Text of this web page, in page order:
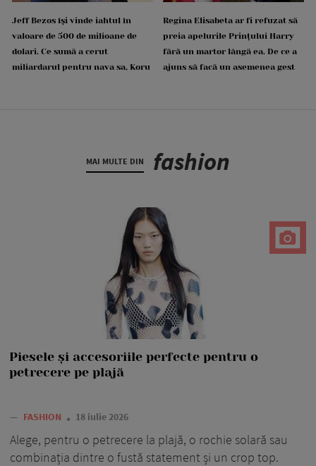
Jeff Bezos își vinde iahtul în
valoare de 500 de milioane de
dolari. Ce sumă a cerut
miliardarul pentru nava sa, Koru
Regina Elisabeta ar fi refuzat să
preia apelurile Prințului Harry
fără un martor lângă ea. De ce a
ajuns să facă un asemenea gest
MAI MULTE DIN fashion
Piesele și accesoriile perfecte pentru o
petrecere pe plajă
— FASHION 18 iulie 2026
Alege, pentru o petrecere la plajă, o rochie solară sau
combinația dintre o fustă statement și un crop top.